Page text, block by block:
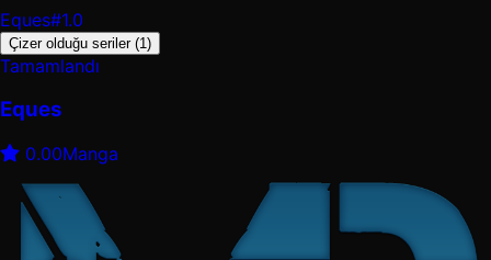
Eques#1.0
Çizer olduğu seriler (1)
Tamamlandı
Eques
0.00Manga